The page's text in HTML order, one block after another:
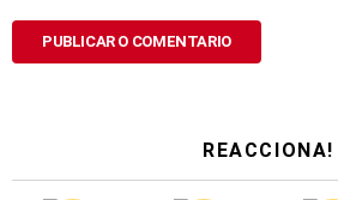
REACCIONA!